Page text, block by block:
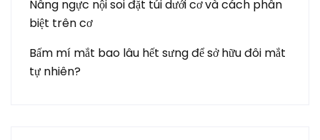
Nâng ngực nội soi đặt túi dưới cơ và cách phân
biệt trên cơ
Bấm mí mắt bao lâu hết sưng để sở hữu đôi mắt
tự nhiên?